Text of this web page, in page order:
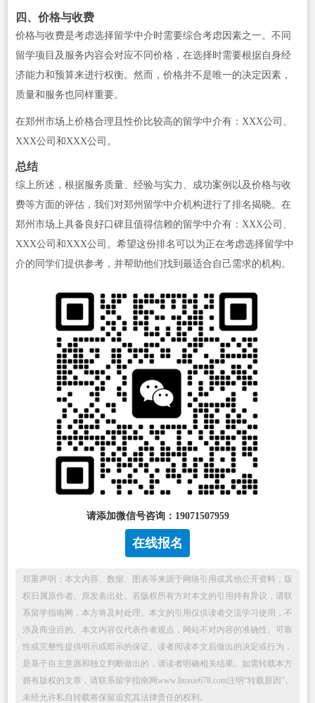
四、价格与收费
价格与收费是考虑选择留学中介时需要综合考虑因素之一。不同
留学项目及服务内容会对应不同价格，在选择时需要根据自身经
济能力和预算来进行权衡。然而，价格并不是唯一的决定因素，
质量和服务也同样重要。
在郑州市场上价格合理且性价比较高的留学中介有：XXX公司、
XXX公司和XXX公司。
总结
综上所述，根据服务质量、经验与实力、成功案例以及价格与收
费等方面的评估，我们对郑州留学中介机构进行了排名揭晓。在
郑州市场上具备良好口碑且值得信赖的留学中介有：XXX公司、
XXX公司和XXX公司。希望这份排名可以为正在考虑选择留学中
介的同学们提供参考，并帮助他们找到最适合自己需求的机构。
请添加微信号咨询：19071507959
在线报名
郑重声明：本文内容、数据、图表等来源于网络引用或其他公开资料，版
权归属原作者、原发表出处。若版权所有方对本文的引用持有异议，请联
系留学指南网，本方将及时处理。本文的引用仅供读者交流学习使用，不
涉及商业目的。本文内容仅代表作者观点，网站不对内容的准确性、可靠
性或完整性提供明示或暗示的保证。读者阅读本文后做出的决定或行为，
是基于自主意愿和独立判断做出的，请读者明确相关结果。如需转载本方
拥有版权的文章，请联系留学指南网www.liuxue678.com注明“转载原因”。
未经允许私自转载将保留追究其法律责任的权利。